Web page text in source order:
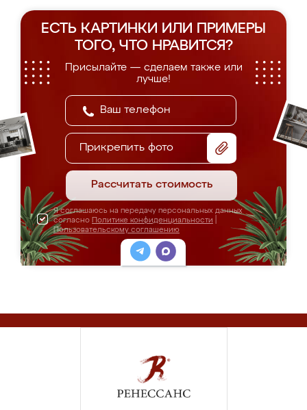
ЕСТЬ КАРТИНКИ ИЛИ ПРИМЕРЫ
ТОГО, ЧТО НРАВИТСЯ?
Присылайте — сделаем также или
лучше!
Прикрепить фото
Рассчитать стоимость
Я соглашаюсь на передачу персональных данных
согласно Политике конфиденциальности
Пользовательскому соглашению